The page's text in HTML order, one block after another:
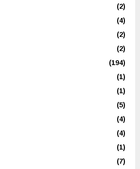
(2)
(4)
(2)
(2)
(194)
(1)
(1)
(5)
(4)
(4)
(1)
(7)